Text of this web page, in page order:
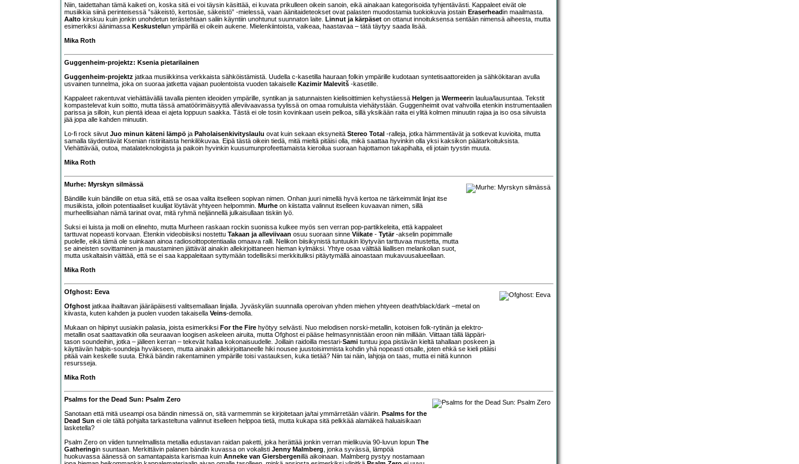
Niin, taidettahan tämä kaiketi on, koska sitä ei voi täysin käsittää, ei kuvata prikulleen oikein sanoin, eikä ainakaan kategorisoida tyhjentävästi. Kappaleet eivät ole
musiikkia siinä perinteisessä ”säkeistö, kertosäe, säkeistö” -mielessä, vaan äänitaideteokset ovat palasten muodostamia tuokiokuvia jostain Eraserheadin maailmasta.
Aalto kirskuu kuin jonkin unohdetun terästehtaan saliin käyntiin unohtunut suunnaton laite. Linnut ja kärpäset on ottanut innoituksensa sentään nimensä aiheesta, mutta
esimerkiksi äänimassa Keskustelun ympärillä ei oikein aukene. Mielenkiintoista, vaikeaa, haastavaa – tätä täytyy saada lisää.
Mika Roth
Guggenheim-projektz: Ksenia pietarilainen
Guggenheim-projektz jatkaa musiikkinsa verkkaista sähköistämistä. Uudella c-kasetilla hauraan folkin ympärille kudotaan syntetisaattoreiden ja sähkökitaran avulla
usvainen tunnelma, joka on suoraa jatketta vajaan puolentoista vuoden takaiselle Kazimir Malevitš -kasetille.
Kappaleet rakentuvat viehättävällä tavalla pienten ideoiden ympärille, syntikan ja satunnaisten kielisoittimien kehystäessä Helgen ja Wermeerin laulua/lausuntaa. Tekstit
kompastelevat kuin soitto, mutta tässä amatöörimäisyyttä alleviivaavassa tyylissä on omaa romuluista viehätystään. Guggenheimit ovat vahvoilla etenkin instrumentaalien
parissa ja silloin, kun pientä ideaa ei ajeta loppuun saakka. Tästä ei ole tosin kovinkaan usein pelkoa, sillä yksikään raita ei ylitä kolmen minuutin rajaa ja iso osa siivuista
jää jopa alle kahden minuutin.
Lo-fi rock siivut Juo minun käteni lämpö ja Paholaisenkivityslaulu ovat kuin sekaan eksyneitä Stereo Total -ralleja, jotka hämmentävät ja sotkevat kuvioita, mutta
samalla täydentävät Ksenian ristiriitaista henkilökuvaa. Eipä tästä oikein tiedä, mitä mieltä pitäisi olla, mikä saattaa hyvinkin olla yksi kaksikon päätarkoituksista.
Viehättävää, outoa, matalateknologista ja paikoin hyvinkin kuusumunprofeettamaista kieroilua suoraan hajottamon takapihalta, eli jotain tyystin muuta.
Mika Roth
Murhe: Myrskyn silmässä
Bändille kuin bändille on etua siitä, että se osaa valita itselleen sopivan nimen. Onhan juuri nimellä hyvä kertoa ne tärkeimmät linjat itse
musiikista, jolloin potentiaaliset kuulijat löytävät yhtyeen helpommin. Murhe on kiistatta valinnut itselleen kuvaavan nimen, sillä
murheellisiahan nämä tarinat ovat, mitä ryhmä neljännellä julkaisullaan tiskiin lyö.
Suksi ei luista ja molli on elinehto, mutta Murheen raskaan rockin suonissa kulkee myös sen verran pop-partikkeleita, että kappaleet
tarttuvat nopeasti korvaan. Etenkin videobiisiksi nostettu Takaan ja alleviivaan osuu suoraan sinne Viikate - Tytär-akselin popimmalle
puolelle, eikä tämä ole suinkaan ainoa radiosoittopotentiaalia omaava ralli. Nelikon biisikynistä tuntuukin löytyvän tarttuvaa mustetta, mutta
se aineisten sovittaminen ja maustaminen jättävät ainakin allekirjoittaneen hieman kylmäksi. Yhtye osaa välttää liiallisen melankolian suot,
mutta uskaltaisin väittää, että se ei saa kappaleitaan syttymään todellisiksi merkkituliksi pitäytymällä ainoastaan mukavuusalueellaan.
Mika Roth
Ofghost: Eeva
Ofghost jatkaa ihailtavan jääräpäisesti valitsemallaan linjalla. Jyväskylän suunnalla operoivan yhden miehen yhtyeen death/black/dark –metal on
kiivasta, kuten kahden ja puolen vuoden takaisella Veins-demolla.
Mukaan on hiipinyt uusiakin palasia, joista esimerkiksi For the Fire hyötyy selvästi. Nuo melodisen norski-metallin, kotoisen folk-rytinän ja elektro-
metallin osat saattavatkin olla seuraavan loogisen askeleen airuita, mutta Ofghost ei pääse helmasynnistään eroon niin millään. Viittaan tällä läppäri-
tason soundeihin, jotka – jälleen kerran – tekevät hallaa kokonaisuudelle. Joillain raidoilla mestari-Sami tuntuu jopa pistävän kieltä tahallaan poskeen ja
käyttävän halpis-soundeja hyväkseen, mutta ainakin allekirjoittaneelle hiki nousee juustoisimmista kohdin yhä nopeasti otsalle, joten ehkä se kieli pitäisi
pitää vain keskelle suuta. Ehkä bändin rakentaminen ympärille toisi vastauksen, kuka tietää? Niin tai näin, lahjoja on taas, mutta ei niitä kunnon
resursseja.
Mika Roth
Psalms for the Dead Sun: Psalm Zero
Sanotaan että mitä useampi osa bändin nimessä on, sitä varmemmin se kirjoitetaan ja/tai ymmärretään väärin. Psalms for the
Dead Sun ei ole tältä pohjalta tarkasteltuna valinnut itselleen helppoa tietä, mutta kukapa sitä pelkkää alamäkeä haluaisikaan
lasketella?
Psalm Zero on viiden tunnelmallista metallia edustavan raidan paketti, joka herättää jonkin verran mielikuvia 90-luvun lopun The
Gatheringin suuntaan. Merkittävin palanen bändin kuvassa on vokalisti Jenny Malmberg , jonka syvässä, lämpöä
huokuvassa äänessä on samantapaista karismaa kuin Anneke van Giersbergenillä aikoinaan. Malmberg pystyy nostamaan